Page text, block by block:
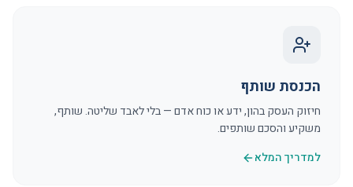
הכנסת שותף
חיזוק העסק בהון, ידע או כוח אדם — בלי לאבד שליטה. שותף,
משקיע והסכם שותפים.
למדריך המלא